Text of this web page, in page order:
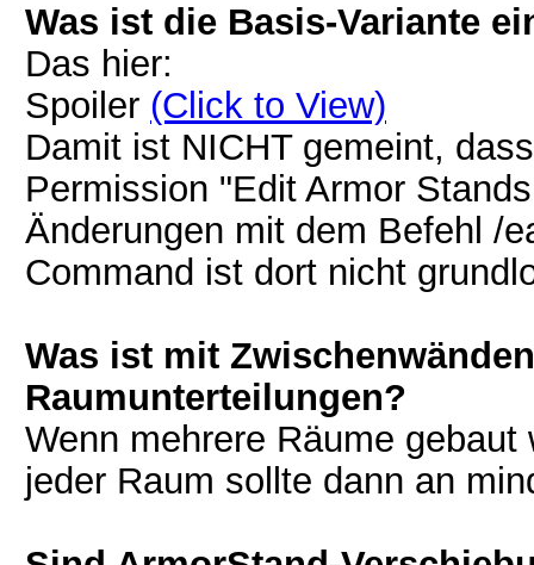
Was ist die Basis-Variante
Das hier:
Spoiler (Click to View)
Damit ist NICHT gemeint,
Permission "Edit Armor
Änderungen mit dem Befehl /
Command ist dort nicht
Was ist mit
Raumunterteilungen?
Wenn mehrere Räume
jeder Raum sollte dann an